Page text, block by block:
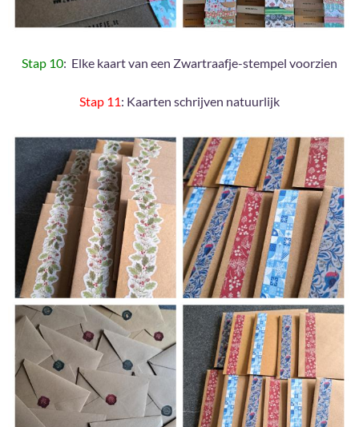
Stap 10: Elke kaart van een Zwartraafje-stempel voorzien
Stap 11: Kaarten schrijven natuurlijk